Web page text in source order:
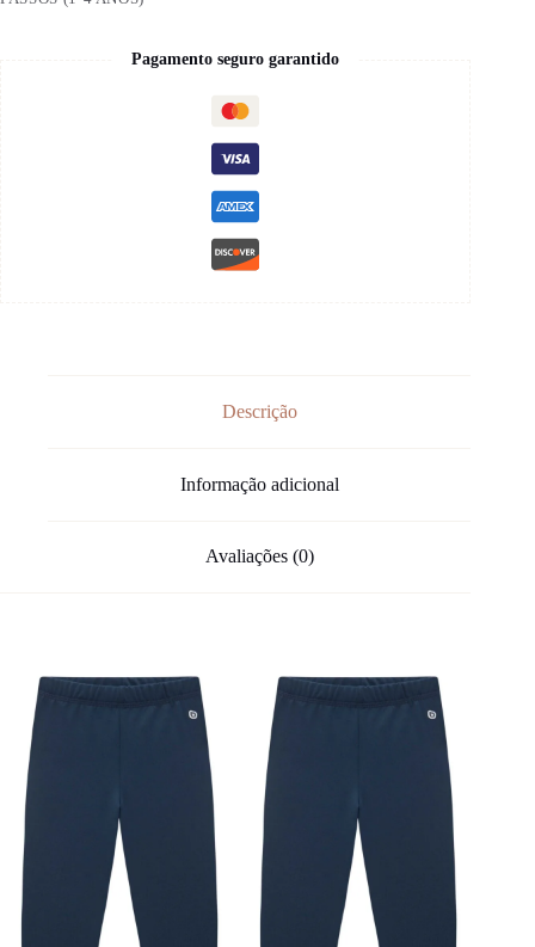
Pagamento seguro garantido
Descrição
Informação adicional
Avaliações (0)